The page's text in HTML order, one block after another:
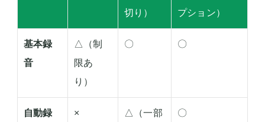
切り）
プション）
基本録
音
△（制
限あ
り）
〇 〇
自動録
×
△（一部
〇